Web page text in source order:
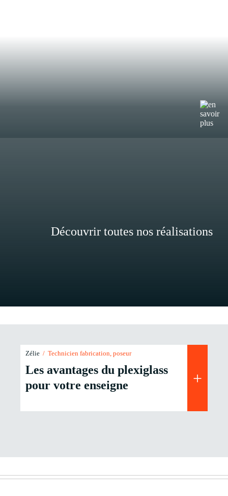
Découvrir toutes nos réalisations
Zélie / Technicien fabrication, poseur
Les avantages du plexiglass
pour votre enseigne
+